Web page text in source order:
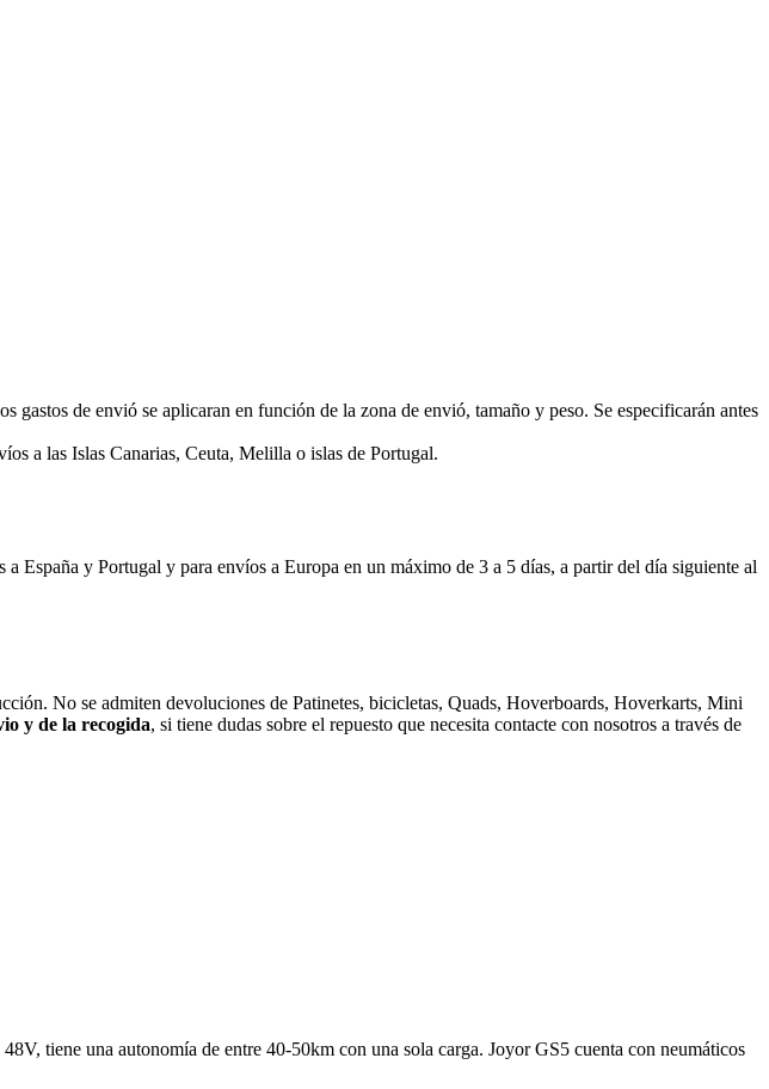
de envió se aplicaran en función de la zona de envió, tamaño y peso. Se especificarán antes
a las Islas Canarias, Ceuta, Melilla o islas de Portugal.
y Portugal y para envíos a Europa en un máximo de 3 a 5 días, a partir del día siguiente al
No se admiten devoluciones de Patinetes, bicicletas, Quads, Hoverboards, Hoverkarts, Mini
y de la recogida, si tiene dudas sobre el repuesto que necesita contacte con nosotros a través de
tiene una autonomía de entre 40-50km con una sola carga. Joyor GS5 cuenta con neumáticos